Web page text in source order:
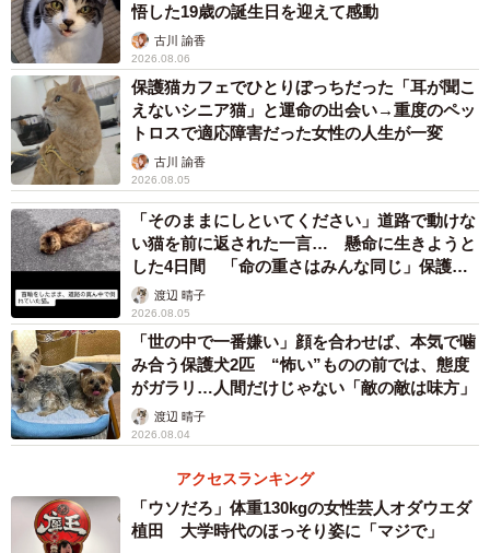
悟した19歳の誕生日を迎えて感動
古川 諭香
2026.08.06
保護猫カフェでひとりぼっちだった「耳が聞こ
えないシニア猫」と運命の出会い→重度のペッ
トロスで適応障害だった女性の人生が一変
古川 諭香
2026.08.05
「そのままにしといてください」道路で動けな
い猫を前に返された一言… 懸命に生きようと
した4日間 「命の重さはみんな同じ」保護団
体代表の訴え
渡辺 晴子
2026.08.05
「世の中で一番嫌い」顔を合わせば、本気で噛
み合う保護犬2匹 “怖い”ものの前では、態度
がガラリ…人間だけじゃない「敵の敵は味方」
渡辺 晴子
2026.08.04
アクセスランキング
「ウソだろ」体重130kgの女性芸人オダウエダ
植田 大学時代のほっそり姿に「マジで」